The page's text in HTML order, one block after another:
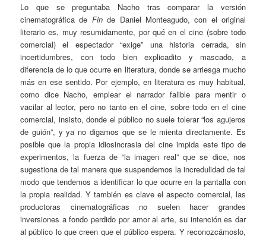
Lo que se preguntaba Nacho tras comparar la versión
cinematográfica de Finde Daniel Monteagudo, con el original
literario es, muy resumidamente, por qué en el cine (sobre todo
comercial) el espectador “exige” una historia cerrada, sin
incertidumbres, con todo bien explicadito y mascado, a
diferencia de lo que ocurre en literatura, donde se arriesga mucho
más en ese sentido. Por ejemplo, en literatura es muy habitual,
como dice Nacho, emplear el narrador falible para mentir o
vacilar al lector, pero no tanto en el cine, sobre todo en el cine
comercial, insisto, donde el público no suele tolerar “los agujeros
de guión”, y ya no digamos que se le mienta directamente. Es
posible que la propia idiosincrasia del cine impida este tipo de
experimentos, la fuerza de “la imagen real” que se dice, nos
sugestiona de tal manera que suspendemos la incredulidad de tal
modo que tendemos a identificar lo que ocurre en la pantalla con
la propia realidad. Y también es clave el aspecto comercial, las
productoras cinematográficas no suelen hacer grandes
inversiones a fondo perdido por amor al arte, su intención es dar
al público lo que creen que el público espera. Y reconozcámoslo,